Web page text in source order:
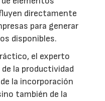
directamente
para generar
disponibles.
el experto
la productividad
la incorporación
también de la